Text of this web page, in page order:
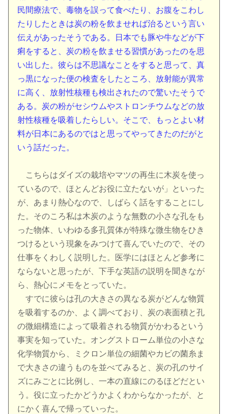
民間療法で、毒物を誤って食べたり、お腹をこわし
たりしたときは炭の粉を飲ませれば治るという言い
伝えがあったそうである。日本でも豚や牛などが下
痢をすると、炭の粉を飲ませる習慣があったのを思
い出した。彼らは不思議なことをすると思って、真
っ黒になった便の検査をしたところ、放射能が異常
に高く、放射性核種も検出されたので驚いたそうで
ある。炭の粉がセシウムやストロンチウムなどの放
射性核種を吸着したらしい。そこで、もっとよい材
料が日本にあるのではと思ってやってきたのだがと
いう話だった。
こちらはダイズの栽培やマツの再生に木炭を使っ
ているので、ほとんどお役に立たないが」といった
が、あまり熱心なので、しばらく話をすることにし
た。そのころ私は木炭のような無数の小さな孔をも
った物体、いわゆる多孔質体が特殊な微生物をひき
つけるという現象をみつけて喜んでいたので、その
仕事をくわしく説明した。医学にはほとんど参考に
ならないと思ったが、下手な英語の説明を聞きなが
ら、熱心にメモをとっていた。
すでに彼らは孔の大きさの異なる炭がどんな物質
を吸着するのか、よく調べており、炭の表面積と孔
の微細構造によって吸着される物質がかわるという
事実を知っていた。オングストローム単位の小さな
化学物質から、ミクロン単位の細菌やカビの菌糸ま
で大きさの違うものを並べてみると、炭の孔のサイ
ズにみごとに比例し、一本の直線にのるほどだとい
う。役に立ったかどうかよくわからなかったが、と
にかく喜んで帰っていった。